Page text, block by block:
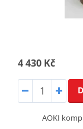
4 430 Kč
AOKI